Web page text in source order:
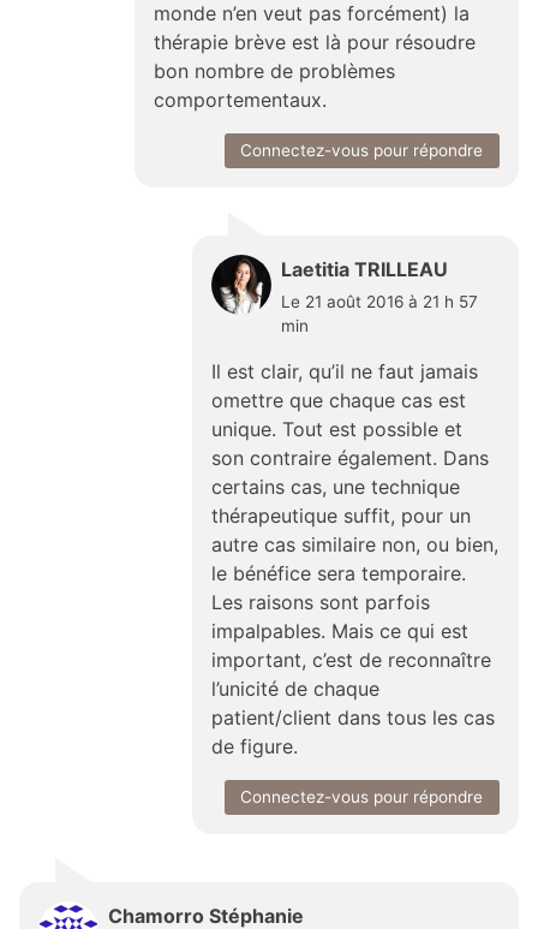
monde n’en veut pas forcément) la
thérapie brève est là pour résoudre
bon nombre de problèmes
comportementaux.
Connectez-vous pour répondre
Laetitia TRILLEAU
Le 21 août 2016 à 21 h 57
min
Il est clair, qu’il ne faut jamais
omettre que chaque cas est
unique. Tout est possible et
son contraire également. Dans
certains cas, une technique
thérapeutique suffit, pour un
autre cas similaire non, ou bien,
le bénéfice sera temporaire.
Les raisons sont parfois
impalpables. Mais ce qui est
important, c’est de reconnaître
l’unicité de chaque
patient/client dans tous les cas
de figure.
Connectez-vous pour répondre
Chamorro Stéphanie